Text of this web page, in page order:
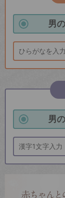
男
男